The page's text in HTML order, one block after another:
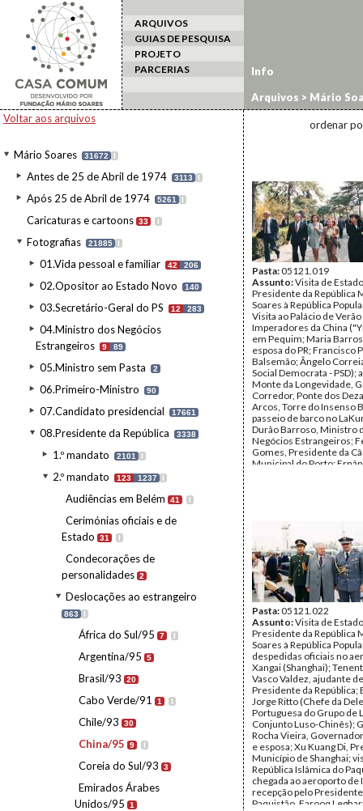
ARQUIVOS
GUIAS DE PESQUISA
PROJETO
PARCERIAS
Voltar aos arquivos
Mário Soares 31672 I
Antes de 25 de Abril de 1974 3113 I
Após 25 de Abril de 1974 5261 I
Caricaturas e cartoons 33 I
Fotografias 21885 I
01.Vida pessoal e familiar 42 206
02.Opositor ao Estado Novo 140
03.Secretário-Geral do PS 12 283
04.Ministro dos Negócios
Estrangeiros
9 89
05.Ministro sem Pasta 2
06.Primeiro-Ministro 90
07.Candidato presidencial 17661
08.Presidente da República 3338
1.º mandato 2101 I
2.º mandato 123 1237 I
Audiências em Belém 41 I
Cerimónias oficiais e de
Estado
31 I
Condecorações de
personalidades 2
Deslocações ao estrangeiro
863 I
África do Sul/95 7 I
Argentina/95 5
Brasil/93 20
Cabo Verde/91 1 I
Chile/93 30
China/95 9 I
Coreia do Sul/93 3
Emirados Árabes
Unidos/95
1
Info
Arquivos > Mário
estrangeiro>China/
ordenar
Pasta:05121.019
Assunto:Visita de
Presidente da República
Soares à República
Visita ao Palácio de
Imperadores da China
em Pequim; Maria
esposa do PR; Francisco
Balsemão; Ângelo
Social Democrata - PSD);
Monte da Longevidade,
Corredor, Ponte dos
Arcos, Torre do Insenso
passeio de barco no
Durão Barroso, Ministro
Negócios Estrangeiros;
Gomes, Presidente da
Municipal do Porto;
Carvalho (Partido
Português - PCP);
Roberto Pereira de
Protocolo do Estado.
Autor:Jorge Brilhante
Inscrições:P.R.; CHINA;
Brilhante
Data:Abril de 1995
Fundo:AMS - Arquivo
Tipo Documental:
Página(s):36
Pasta:05121.022
Assunto:Visita de
Presidente da República
Soares à República
despedidas oficiais no
Xangai (Shanghai);
Vasco Valdez, ajudante
Presidente da República;
Jorge Ritto (Chefe da
Portuguesa do Grupo de
Conjunto Luso-Chinês);
Rocha Vieira,
e esposa; Xu Kuang Di,
Município de Shanghai;
República Islâmica do
chegada ao aeroporto de
recepção pelo
Paquistão, Farooq